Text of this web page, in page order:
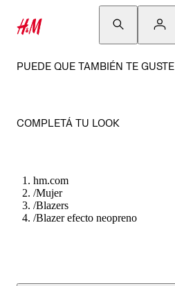
PUEDE QUE TAMBIÉN TE GUSTE
COMPLETÁ TU LOOK
hm.com
/Mujer
/Blazers
/Blazer efecto neopreno